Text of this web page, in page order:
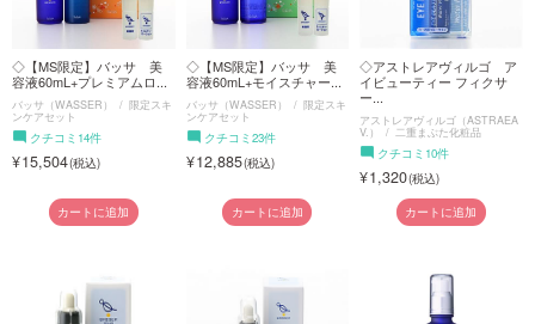
◇【MS限定】バッサ 美
容液60mL+プレミアムロ...
バッサ（WASSER） 限定スキ
ンケアセット
クチコミ14件
15,504
カートに追加
◇【MS限定】バッサ 美
容液60mL+モイスチャー...
バッサ（WASSER） 限定スキ
ンケアセット
クチコミ23件
12,885
カートに追加
◇アストレアヴィルゴ ア
イビューティー フィクサ
ー...
アストレアヴィルゴ（ASTRAEA
V.） 二重まぶた化粧品
クチコミ10件
1,320
カートに追加